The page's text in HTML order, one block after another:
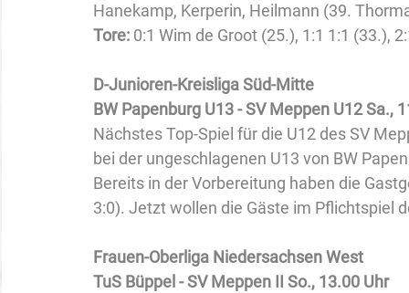
Hanekamp, Kerperin, Heilmann (39.
Tore: 0:1 Wim de Groot (25.), 1:1 1:1 (33.),
D-Junioren-Kreisliga Süd-Mitte
BW Papenburg U13 - SV Meppen U12 Sa.,
Nächstes Top-Spiel für die U12 des SV
bei der ungeschlagenen U13 von BW
Bereits in der Vorbereitung haben die
3:0). Jetzt wollen die Gäste im Pflichtspiel
Frauen-Oberliga Niedersachsen West
TuS Büppel - SV Meppen II So., 13.00 Uhr